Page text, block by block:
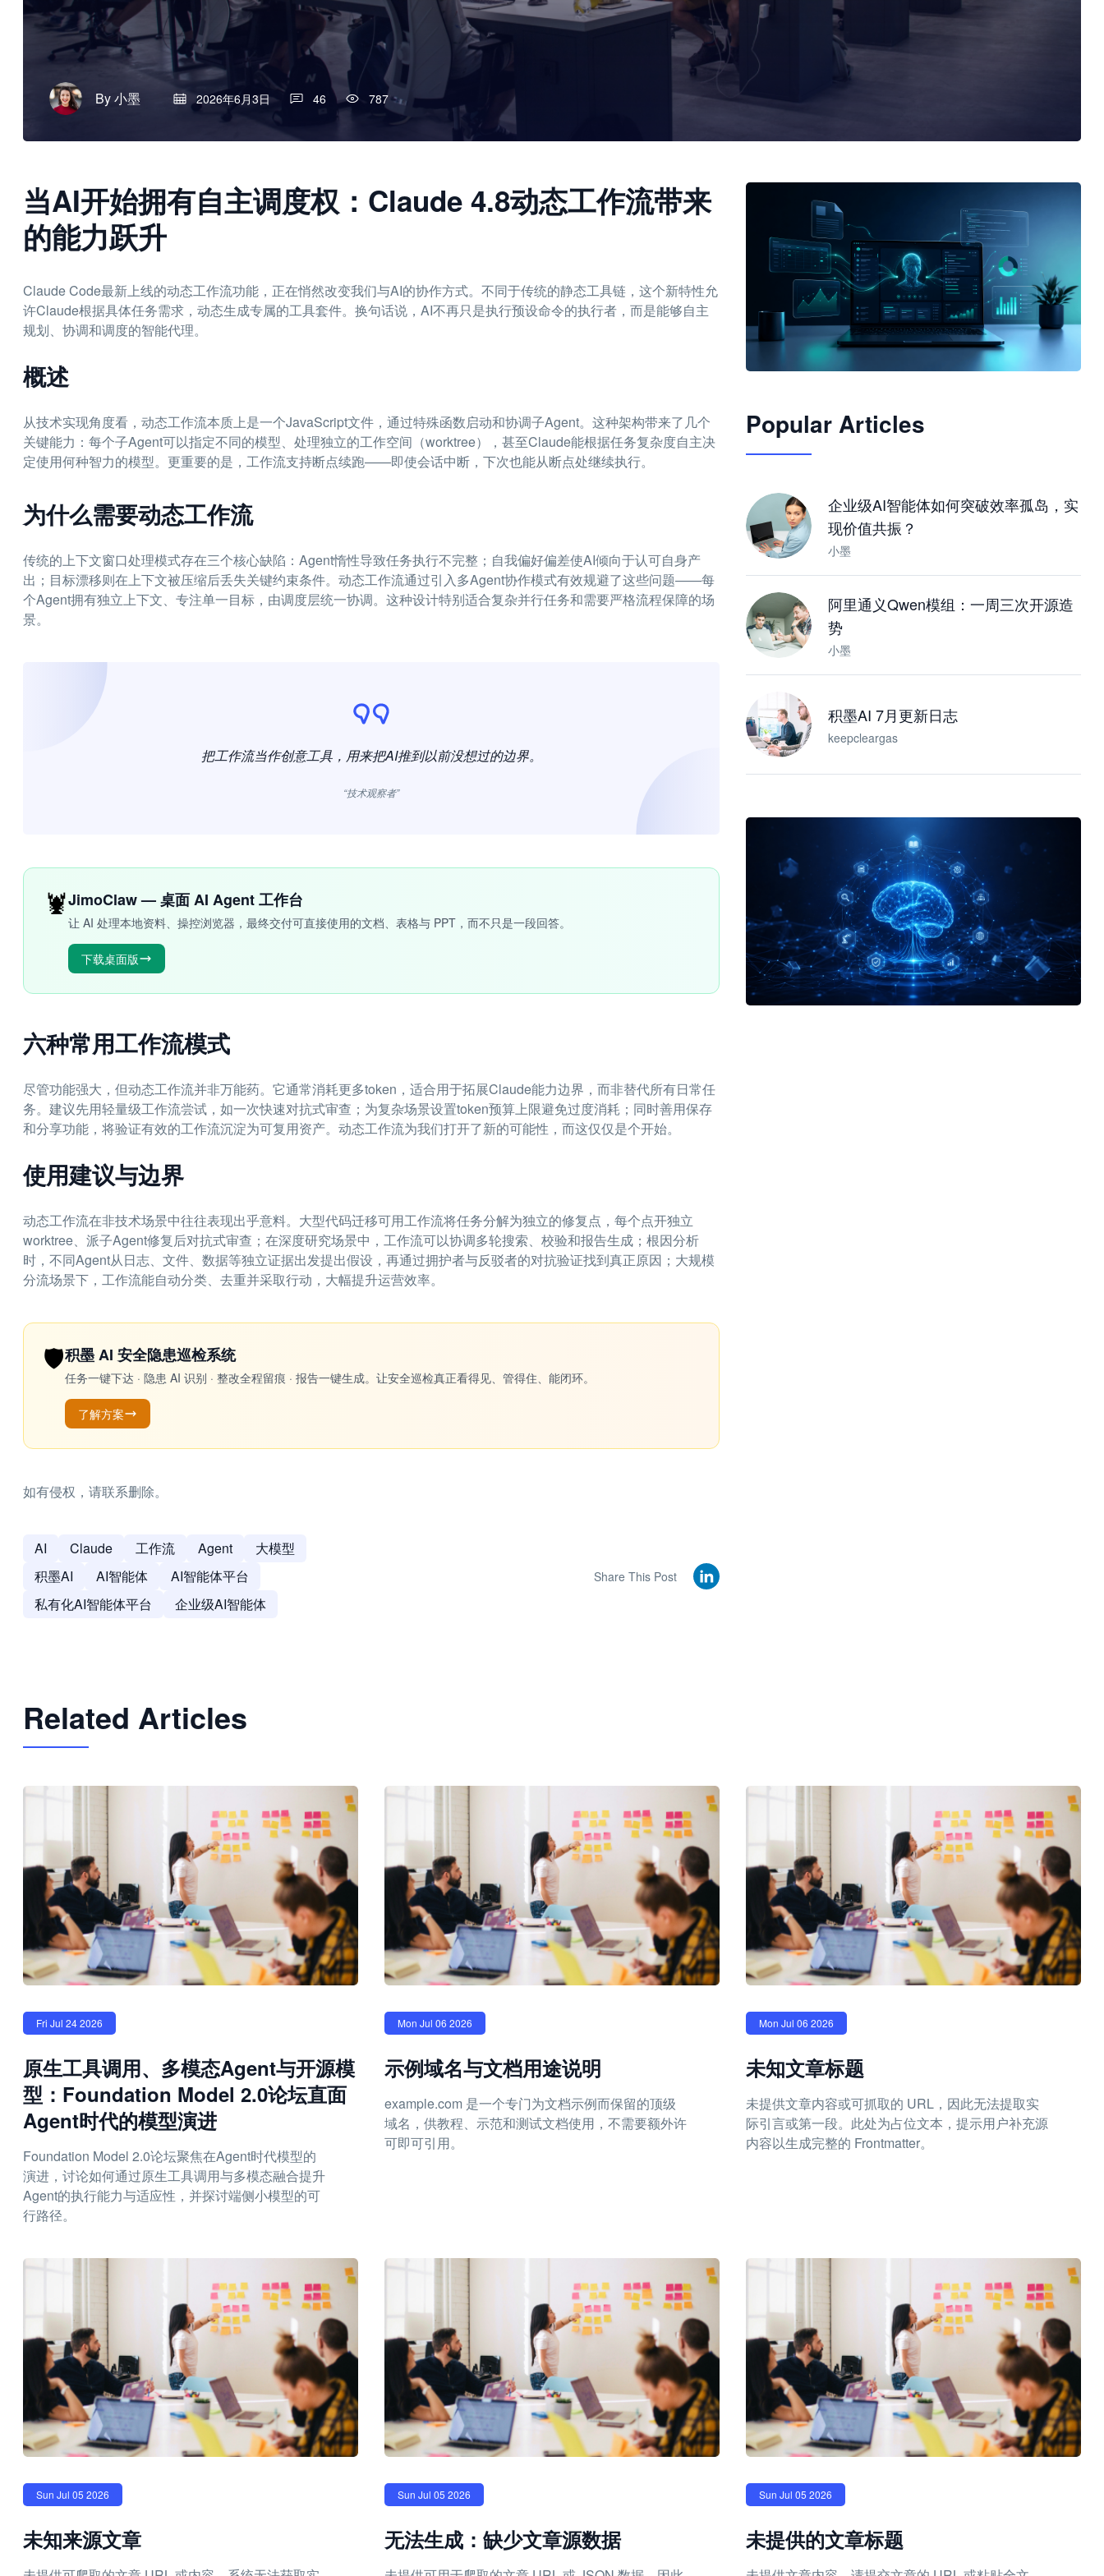
By小墨 2026年6月3日 46 787
当AI开始拥有自主调度权：Claude 4.8动态工作流带来
的能力跃升
Claude Code最新上线的动态工作流功能，正在悄然改变我们与AI的协作方式。不同于传统的静态工具链，这个新特性允
许Claude根据具体任务需求，动态生成专属的工具套件。换句话说，AI不再只是执行预设命令的执行者，而是能够自主
规划、协调和调度的智能代理。
概述
从技术实现角度看，动态工作流本质上是一个JavaScript文件，通过特殊函数启动和协调子Agent。这种架构带来了几个
关键能力：每个子Agent可以指定不同的模型、处理独立的工作空间（worktree），甚至Claude能根据任务复杂度自主决
定使用何种智力的模型。更重要的是，工作流支持断点续跑——即使会话中断，下次也能从断点处继续执行。
为什么需要动态工作流
传统的上下文窗口处理模式存在三个核心缺陷：Agent惰性导致任务执行不完整；自我偏好偏差使AI倾向于认可自身产
出；目标漂移则在上下文被压缩后丢失关键约束条件。动态工作流通过引入多Agent协作模式有效规避了这些问题——每
个Agent拥有独立上下文、专注单一目标，由调度层统一协调。这种设计特别适合复杂并行任务和需要严格流程保障的场
景。
把工作流当作创意工具，用来把AI推到以前没想过的边界。
“技术观察者”
🦞JimoClaw — 桌面 AI Agent 工作台
让 AI 处理本地资料、操控浏览器，最终交付可直接使用的文档、表格与 PPT，而不只是一段回答。
下载桌面版
六种常用工作流模式
尽管功能强大，但动态工作流并非万能药。它通常消耗更多token，适合用于拓展Claude能力边界，而非替代所有日常任
务。建议先用轻量级工作流尝试，如一次快速对抗式审查；为复杂场景设置token预算上限避免过度消耗；同时善用保存
和分享功能，将验证有效的工作流沉淀为可复用资产。动态工作流为我们打开了新的可能性，而这仅仅是个开始。
使用建议与边界
动态工作流在非技术场景中往往表现出乎意料。大型代码迁移可用工作流将任务分解为独立的修复点，每个点开独立
worktree、派子Agent修复后对抗式审查；在深度研究场景中，工作流可以协调多轮搜索、校验和报告生成；根因分析
时，不同Agent从日志、文件、数据等独立证据出发提出假设，再通过拥护者与反驳者的对抗验证找到真正原因；大规模
分流场景下，工作流能自动分类、去重并采取行动，大幅提升运营效率。
🛡️积墨 AI 安全隐患巡检系统
任务一键下达 · 隐患 AI 识别 · 整改全程留痕 · 报告一键生成。让安全巡检真正看得见、管得住、能闭环。
了解方案
如有侵权，请联系删除。
AI Claude 工作流 Agent
大模型
积墨AI
AI智能体
AI智能体平台
私有化AI智能体平台
企业级AI智能体
Share This Post
JimoClaw 桌面 AI Agent 工作台
Popular Articles
企业级AI智能体如何突破效率孤岛，实
现价值共振？
小墨
阿里通义Qwen模组：一周三次开源造
势
小墨
积墨AI 7月更新日志
keepcleargas
Related Articles
Fri Jul 24 2026
原生工具调用、多模态Agent与开源模
型：Foundation Model 2.0论坛直面
Agent时代的模型演进
Foundation Model 2.0论坛聚焦在Agent时代模型的
演进，讨论如何通过原生工具调用与多模态融合提升
Agent的执行能力与适应性，并探讨端侧小模型的可
行路径。
Mon Jul 06 2026
示例域名与文档用途说明
example.com 是一个专门为文档示例而保留的顶级
域名，供教程、示范和测试文档使用，不需要额外许
可即可引用。
Mon Jul 06 2026
未知文章标题
未提供文章内容或可抓取的 URL，因此无法提取实
际引言或第一段。此处为占位文本，提示用户补充源
内容以生成完整的 Frontmatter。
Sun Jul 05 2026
未知来源文章
Sun Jul 05 2026
无法生成：缺少文章源数据
Sun Jul 05 2026
未提供的文章标题